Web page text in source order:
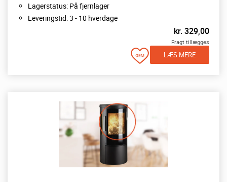
Lagerstatus: På fjernlager
Leveringstid: 3 - 10 hverdage
kr.329,00
Fragt tillægges
LÆS MERE